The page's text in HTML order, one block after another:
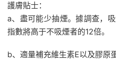
護膚貼士：
a、盡可能少抽煙。據調查，
指數將高于不吸煙者的12倍。
b、適量補充維生素E以及膠原